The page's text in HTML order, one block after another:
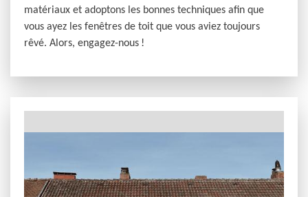
matériaux et adoptons les bonnes techniques afin que
vous ayez les fenêtres de toit que vous aviez toujours
rêvé. Alors, engagez-nous !